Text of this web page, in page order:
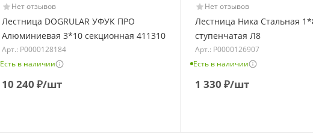
Нет отзывов
Лестница DOGRULAR УФУК ПРО
Алюминиевая 3*10 секционная 411310
Арт.: Р0000128184
Есть в наличии
10 240 ₽/шт
Нет отзывов
Лестница Ника Стальная
ступенчатая Л8
Арт.: Р0000126907
Есть в наличии
1 330 ₽/шт